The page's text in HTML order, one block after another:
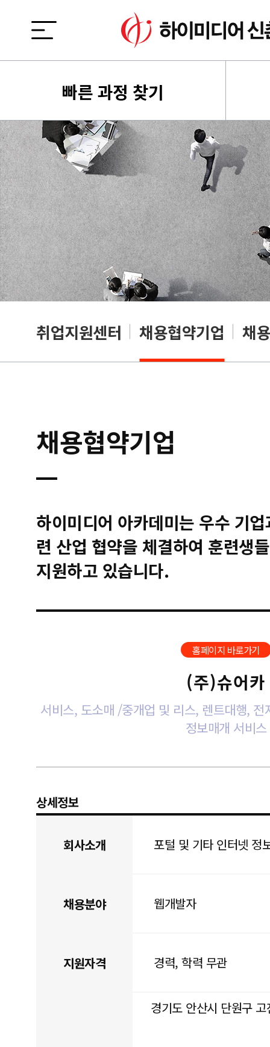
빠른 과정 찾기
취업지원센터 채용협약기업 채
채용협약기업
하이미디어 아카데미는 우수 기
련 산업 협약을 체결하여 훈련생
지원하고 있습니다.
홈페이지 바로가기
(주)슈어카
서비스, 도소매 /중개업 및 리스, 렌트대행,
정보매개 서비스
상세정보
회사소개 포털 및 기타 인터넷 정
채용분야 웹개발자
지원자격 경력, 학력 무관
경기도 안산시 단원구